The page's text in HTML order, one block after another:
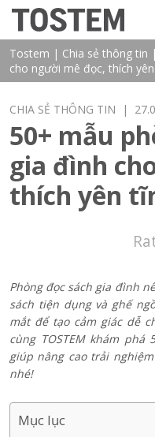
Tostem | Chia sẻ thông tin |
cho người mê đọc, thích
CHIA SẺ THÔNG TIN |
50+ mẫu
gia đình
thích yên
Phòng đọc sách gia đình
sách tiện dụng và ghế
mắt để tạo cảm giác dễ
cùng TOSTEM khám phá
giúp nâng cao trải
nhé!
Mục lục
TOSTEM VIỆT NAM